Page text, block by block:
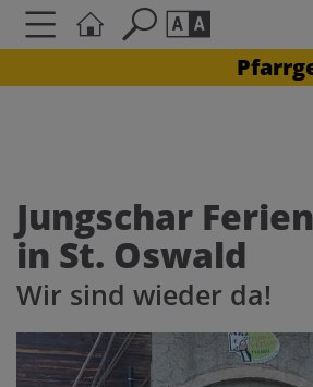
AAA
Kontrasteinstellungen
Jungschar
in St. Oswald
Wir sind wieder da!